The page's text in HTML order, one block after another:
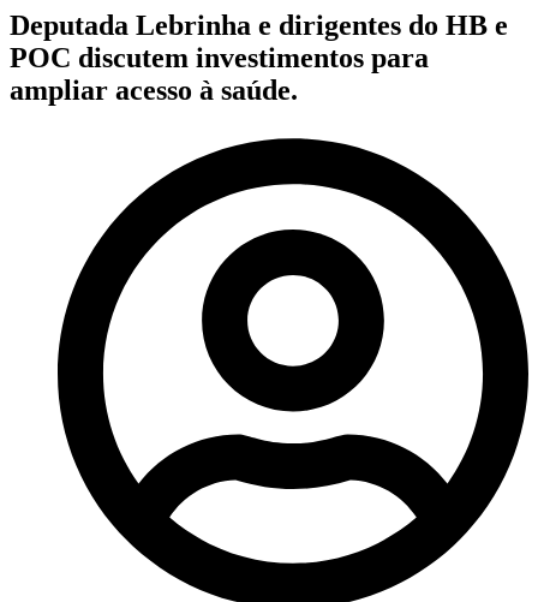
Deputada Lebrinha e dirigentes do HB e
POC discutem investimentos para
ampliar acesso à saúde.